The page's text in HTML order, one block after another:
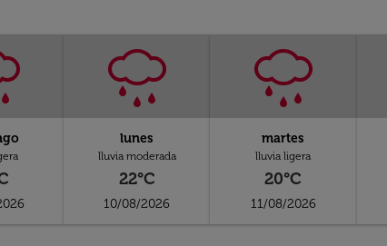
lunes
lluvia moderada
22°C
10/08/2026
martes
lluvia ligera
20°C
11/08/2026